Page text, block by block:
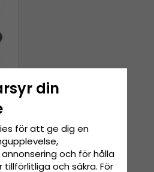
din
för att ge dig en
och för hålla
och säkra. För